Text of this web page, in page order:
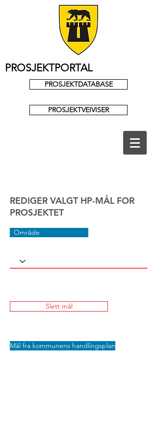
PROSJEKTPORTAL
PROSJEKTDATABASE
PROSJEKTVEIVISER
REDIGER VALGT HP-MÅL FOR
PROSJEKTET
Område
Slett mål
Mål fra kommunens handlingsplan